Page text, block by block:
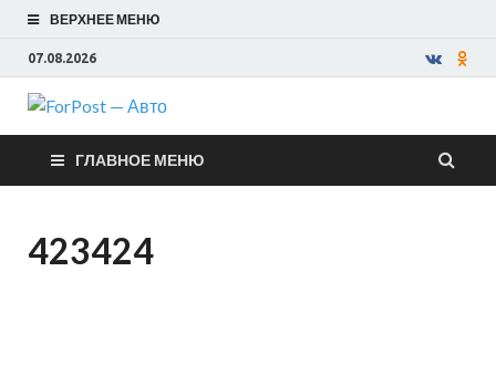
ВЕРХНЕЕ МЕНЮ
07.08.2026
ForPost —
Авто
ГЛАВНОЕ МЕНЮ
423424